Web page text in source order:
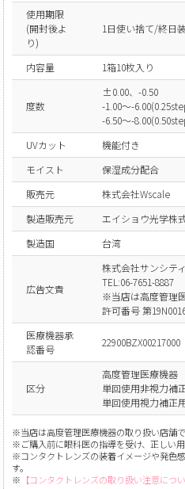
使用期限
(開封後よ
り)
1日使い捨て/終日
内容量 1箱10枚入り
度数
±0.00、-0.50
-1.00～-
-6.50～-
UVカット
機能付き
モイスト
保湿成分配合
販売元
株式会社Wscale
製造販売元
エイショウ光学株
製造国
台湾
広告文責
株式会社サンシティ
TEL:06-7651-8887
※当店は高度管理
許可番号 第
医療機器承
認番号
22900BZX00217000
区分
高度管理医療機器
単回使用非視力補
単回使用視力補正
※当店は高度管理医療機器の取り扱い店舗で
※ご購入前に眼科医の指導を受け、正しい
※コンタクトレンズの装着イメージや発色
す。
※ 【コンタクトレンズの取り扱い注意につい